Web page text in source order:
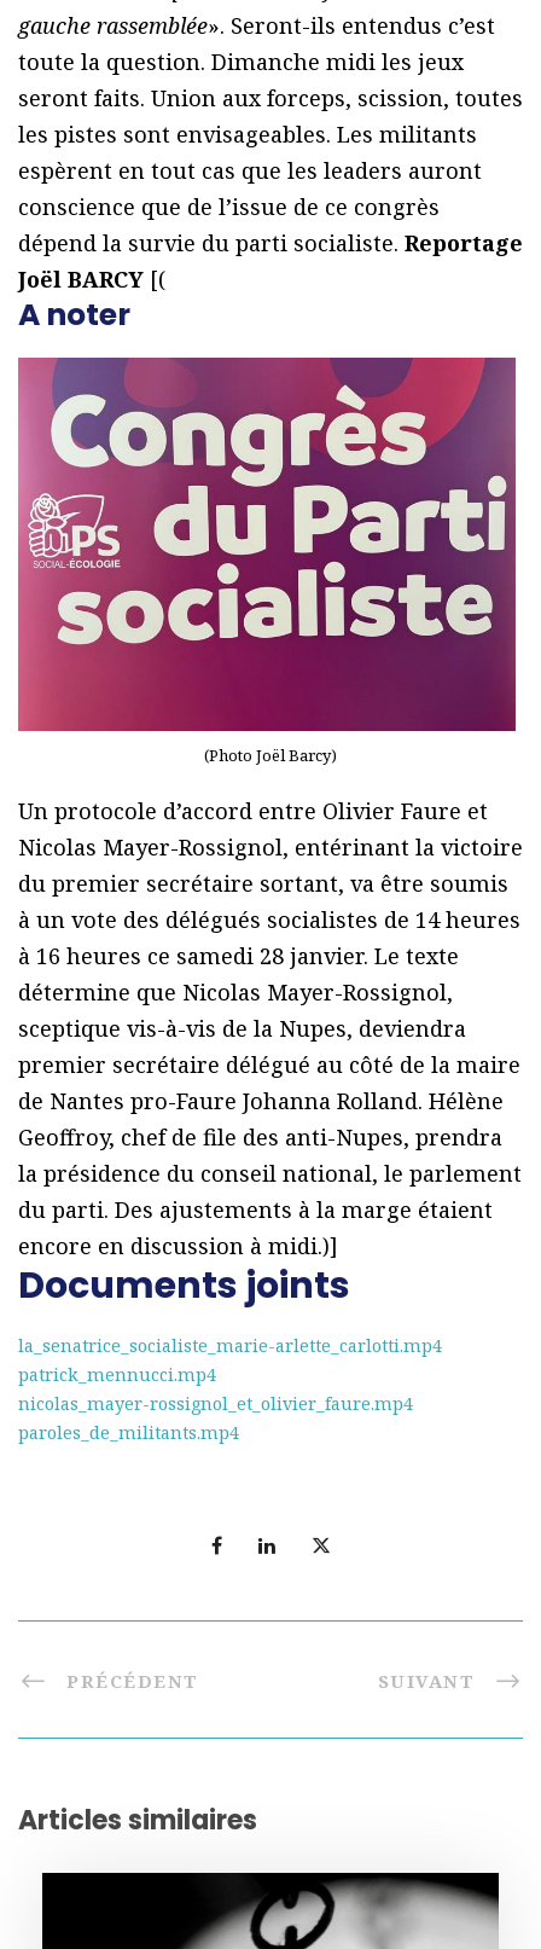
gauche rassemblée». Seront-ils entendus c’est
toute la question. Dimanche midi les jeux
seront faits. Union aux forceps, scission, toutes
les pistes sont envisageables. Les militants
espèrent en tout cas que les leaders auront
conscience que de l’issue de ce congrès
dépend la survie du parti socialiste. Reportage
Joël BARCY [(
A noter
(Photo Joël Barcy)
Un protocole d’accord entre Olivier Faure et
Nicolas Mayer-Rossignol, entérinant la victoire
du premier secrétaire sortant, va être soumis
à un vote des délégués socialistes de 14 heures
à 16 heures ce samedi 28 janvier. Le texte
détermine que Nicolas Mayer-Rossignol,
sceptique vis-à-vis de la Nupes, deviendra
premier secrétaire délégué au côté de la maire
de Nantes pro-Faure Johanna Rolland. Hélène
Geoffroy, chef de file des anti-Nupes, prendra
la présidence du conseil national, le parlement
du parti. Des ajustements à la marge étaient
encore en discussion à midi.)]
Documents joints
la_senatrice_socialiste_marie-arlette_carlotti.mp4
patrick_mennucci.mp4
nicolas_mayer-rossignol_et_olivier_faure.mp4
paroles_de_militants.mp4
PRÉCÉDENT SUIVANT
Articles similaires